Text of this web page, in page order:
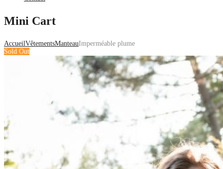
Mini Cart
AccueilVêtementsManteauImperméable plume
Sold Out